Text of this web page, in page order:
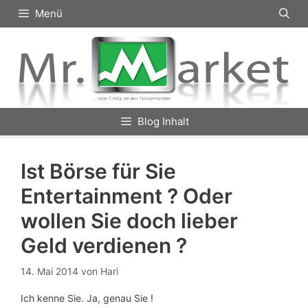
Inhalt
Menü
Blog Inhalt
Ist Börse für Sie
Entertainment ? Oder
wollen Sie doch lieber
Geld verdienen ?
14. Mai 2014 von Hari
Ich kenne Sie. Ja, genau Sie !